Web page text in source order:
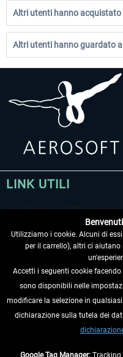
Altri utenti hanno acquistato
Altri utenti hanno guardato
LINK UTILI
RECEDERE DAL
INFORMAZIONI
Utilizziamo i cookie. Alcuni di
per il carrello), altri ci
Accetti i seguenti cookie
sono disponibili nelle
modificare la selezione in
dichiarazione sulla tutela dei
Google Tag Manager: Tracking